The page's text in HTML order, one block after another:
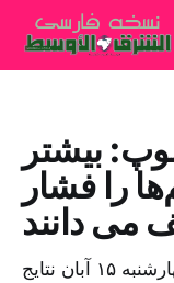
بیشتر
را فشار
می دانند
موسسه نظرسنجی گالوپ امروز چهارشنبه ۱۵ آبان نتایج